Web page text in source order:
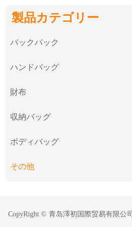
製品カテゴリー
バックパック
ハンドバッグ
財布
収納バッグ
ボディバッグ
その他
CopyRight © 青岛澤初国際贸易有限公司